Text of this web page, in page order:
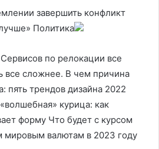
завершить конфликт
Политика
по релокации все
все сложнее. В чем причина
пять трендов дизайна 2022
курица: как
форму Что будет с курсом
мировым валютам в 2023 году